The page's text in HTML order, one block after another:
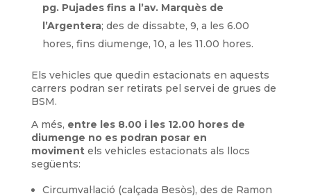
pg. Pujades fins a l’av. Marquès de
l’Argentera; des de dissabte, 9, a les 6.00
hores, fins diumenge, 10, a les 11.00 hores.
Els vehicles que quedin estacionats en aquests
carrers podran ser retirats pel servei de grues de
BSM.
A més, entre les 8.00 i les 12.00 hores de
diumenge no es podran posar en
movimentels vehicles estacionats als llocs
següents:
Circumval·lació (calçada Besòs), des de Ramon